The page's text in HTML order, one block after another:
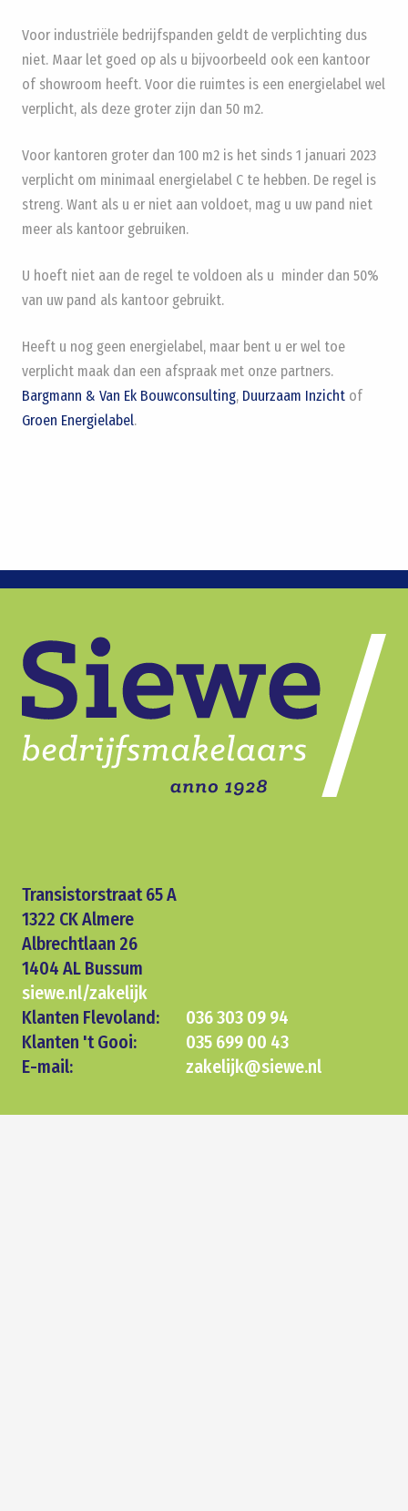
Voor industriële bedrijfspanden geldt de verplichting dus
niet. Maar let goed op als u bijvoorbeeld ook een kantoor
of showroom heeft. Voor die ruimtes is een energielabel wel
verplicht, als deze groter zijn dan 50 m2.
Voor kantoren groter dan 100 m2 is het sinds 1 januari 2023
verplicht om minimaal energielabel C te hebben. De regel is
streng. Want als u er niet aan voldoet, mag u uw pand niet
meer als kantoor gebruiken.
U hoeft niet aan de regel te voldoen als u minder dan 50%
van uw pand als kantoor gebruikt.
Heeft u nog geen energielabel, maar bent u er wel toe
verplicht maak dan een afspraak met onze partners.
Bargmann & Van Ek Bouwconsulting, Duurzaam Inzicht of
Groen Energielabel.
Transistorstraat 65 A
1322 CK Almere
Albrechtlaan 26
1404 AL Bussum
siewe.nl/zakelijk
Klanten Flevoland:
036 303 09 94
Klanten 't Gooi:
035 699 00 43
E-mail:
zakelijk@siewe.nl